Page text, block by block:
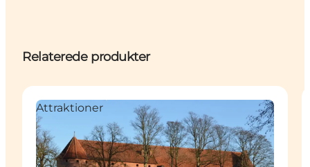
Relaterede produkter
Attraktioner